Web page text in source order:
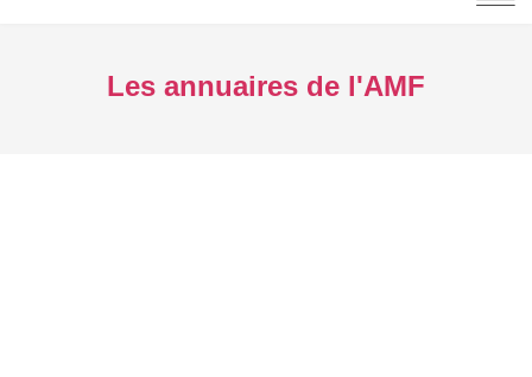
Les annuaires de l'AMF